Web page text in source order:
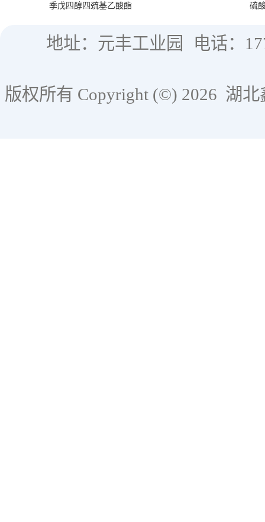
季戊四醇四巯基乙酸酯 硫
地址：元丰工业园 电话：
版权所有 Copyright (©) 2026 湖北